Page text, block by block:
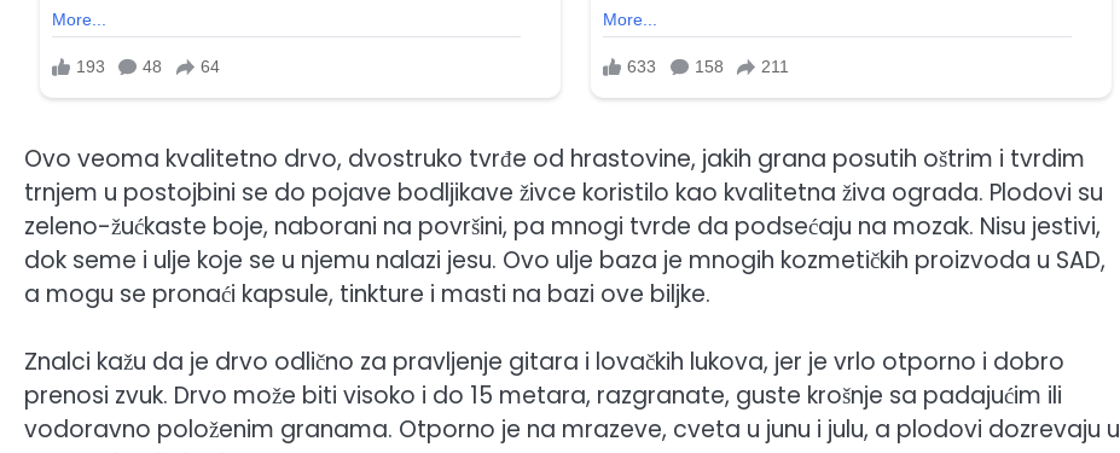
Ovo veoma kvalitetno drvo, dvostruko tvrđe od hrastovine, jakih grana posutih oštrim i tvrdim
trnjem u postojbini se do pojave bodljikave živce koristilo kao kvalitetna živa ograda. Plodovi su
zeleno-žućkaste boje, naborani na površini, pa mnogi tvrde da podsećaju na mozak. Nisu jestivi,
dok seme i ulje koje se u njemu nalazi jesu. Ovo ulje baza je mnogih kozmetičkih proizvoda u SAD,
a mogu se pronaći kapsule, tinkture i masti na bazi ove biljke.
Znalci kažu da je drvo odlično za pravljenje gitara i lovačkih lukova, jer je vrlo otporno i dobro
prenosi zvuk. Drvo može biti visoko i do 15 metara, razgranate, guste krošnje sa padajućim ili
vodoravno položenim granama. Otporno je na mrazeve, cveta u junu i julu, a plodovi dozrevaju u